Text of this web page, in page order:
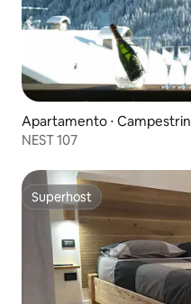
Apartamento ⋅ Campestrin
NEST 107
Superhost
Superhost